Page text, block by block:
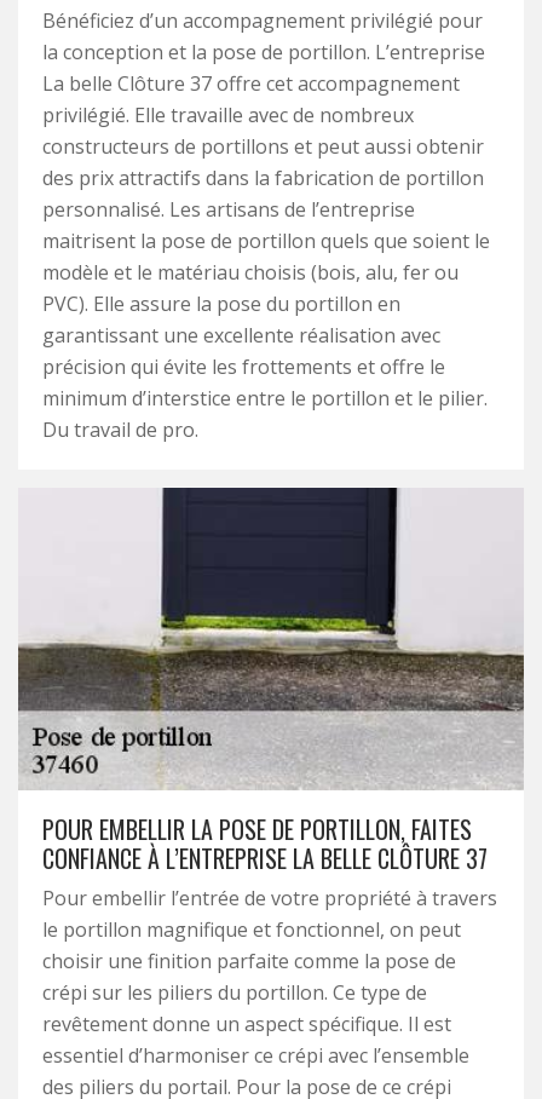
Bénéficiez d’un accompagnement privilégié pour
la conception et la pose de portillon. L’entreprise
La belle Clôture 37 offre cet accompagnement
privilégié. Elle travaille avec de nombreux
constructeurs de portillons et peut aussi obtenir
des prix attractifs dans la fabrication de portillon
personnalisé. Les artisans de l’entreprise
maitrisent la pose de portillon quels que soient le
modèle et le matériau choisis (bois, alu, fer ou
PVC). Elle assure la pose du portillon en
garantissant une excellente réalisation avec
précision qui évite les frottements et offre le
minimum d’interstice entre le portillon et le pilier.
Du travail de pro.
POUR EMBELLIR LA POSE DE PORTILLON, FAITES
CONFIANCE À L’ENTREPRISE LA BELLE CLÔTURE 37
Pour embellir l’entrée de votre propriété à travers
le portillon magnifique et fonctionnel, on peut
choisir une finition parfaite comme la pose de
crépi sur les piliers du portillon. Ce type de
revêtement donne un aspect spécifique. Il est
essentiel d’harmoniser ce crépi avec l’ensemble
des piliers du portail. Pour la pose de ce crépi